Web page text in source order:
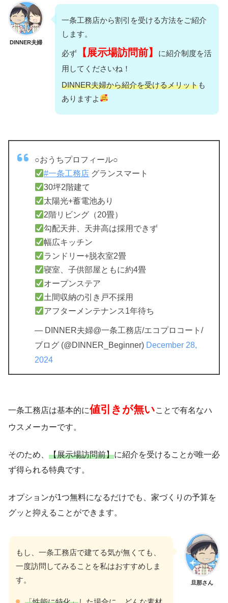
DINNER夫婦
一条工務店から割引を受ける方法をご紹介
します。
必ず 【展示場訪問前】
に紹介制度を活
用してくださいね！
DINNER夫婦から紹介を受けるメリットも
ありますよ
○おうちプロフィール○
#一条工務店 グランスマート
30坪2階建て
太陽光+蓄電池あり
2階リビング（20畳）
勾配天井、天井高は採用できず
幅広キッチン
ランドリー+脱衣室2畳
寝室、子供部屋ともに約4畳
オープンステア
土間収納の引き戸不採用
アフターメンテナンス1年待ち
— DINNER夫婦@一条工務店/エコプロコート/
ブログ (@DINNER_Beginner) December 28,
2024
一条工務店は基本的に値引きが無いことで有名なハ
ウスメーカーです。
そのため、 【展示場訪問前】に紹介を受けることが唯一必
ず得られる特典です。
オプションが1つ無料になるだけでも、家づくりの予算を
グッと抑えることができます。
旦那さん
もし、一条工務店で建てる気が無くても、
一度訪問してみることを私はおすすめしま
す。